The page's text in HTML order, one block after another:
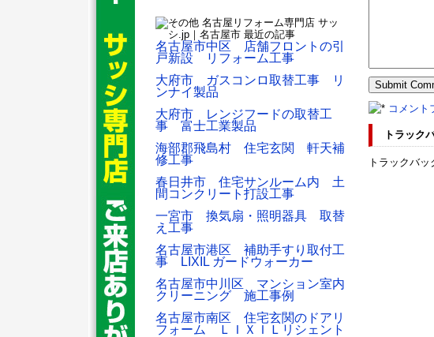
コメント
トラック
トラックバッ
名古屋市中区 店舗フロントの引
戸新設 リフォーム工事
大府市 ガスコンロ取替工事 リ
ンナイ製品
大府市 レンジフードの取替工
事 富士工業製品
海部郡飛島村 住宅玄関 軒天補
修工事
春日井市 住宅サンルーム内 土
間コンクリート打設工事
一宮市 換気扇・照明器具 取替
え工事
名古屋市港区 補助手すり取付工
事 LIXIL ガードウォーカー
名古屋市中川区 マンション室内
クリーニング 施工事例
名古屋市南区 住宅玄関のドアリ
フォーム ＬＩＸＩＬリシェント